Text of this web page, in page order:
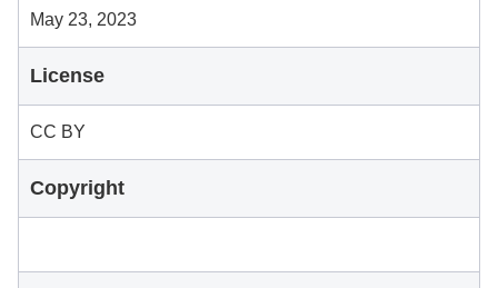
May 23, 2023
License
CC BY
Copyright